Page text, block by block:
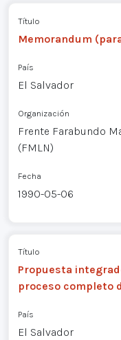
Título
Memorandum
País
El Salvador
Organización
Frente Farabundo
(FMLN)
Fecha
1990-05-06
Título
Propuesta
proceso completo
País
El Salvador